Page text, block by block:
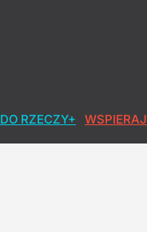
DO RZECZY+ WSPIERAJ